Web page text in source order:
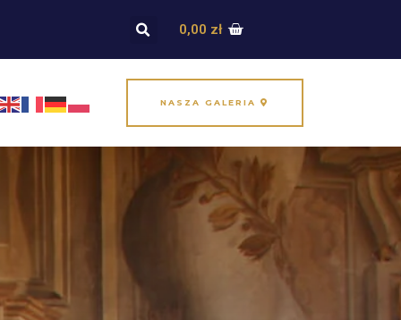
0,00 zł
NASZA GALERIA